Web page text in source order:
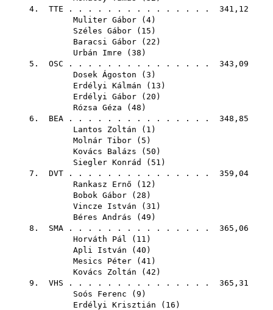
4. TTE . . . . . . . . . . . . . . . 341,12
Muliter Gábor ( 4)
Széles Gábor ( 15 )
Baracsi Gábor ( 22 )
Urbán Imre ( 38 )
5. OSC . . . . . . . . . . . . . . . 343,09
Dosek Ágoston ( 3 )
Erdélyi Kálmán ( 13 )
Erdélyi Gábor ( 20 )
Rózsa Géza ( 48 )
6. BEA . . . . . . . . . . . . . . . 348,85
Lantos Zoltán ( 1 )
Molnár Tibor ( 5 )
Kovács Balázs ( 50 )
Siegler Konrád
( 51 )
7. DVT . . . . . . . . . . . . . . . 359,04
Rankasz Ernő ( 12 )
Bobok Gábor ( 28 )
Vincze István ( 31 )
Béres András ( 49 )
8. SMA . . . . . . . . . . . . . . . 365,06
Horváth Pál ( 11 )
Apli István ( 40 )
Mesics Péter ( 41 )
Kovács Zoltán ( 42 )
9. VHS . . . . . . . . . . . . . . . 365,31
Soós Ferenc ( 9 )
Erdélyi Krisztián ( 16 )